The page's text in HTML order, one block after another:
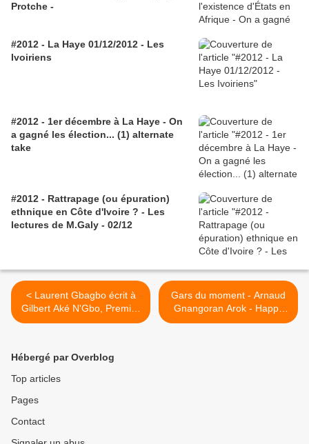
Protche -
#2012 - La Haye 01/12/2012 - Les
Ivoiriens
#2012 - 1er décembre à La Haye - On
a gagné les élection... (1) alternate
take
#2012 - Rattrapage (ou épuration)
ethnique en Côte d'Ivoire ? - Les
lectures de M.Galy - 02/12
< Laurent Gbagbo écrit à
Gilbert Aké N'Gbo, Premier
ministre libéré par Ouattara
Gars du moment - Arnaud
Gnangoran Arok - Happy
birthday (18/06/12 La Haye)
Hébergé par Overblog
Top articles
Pages
Contact